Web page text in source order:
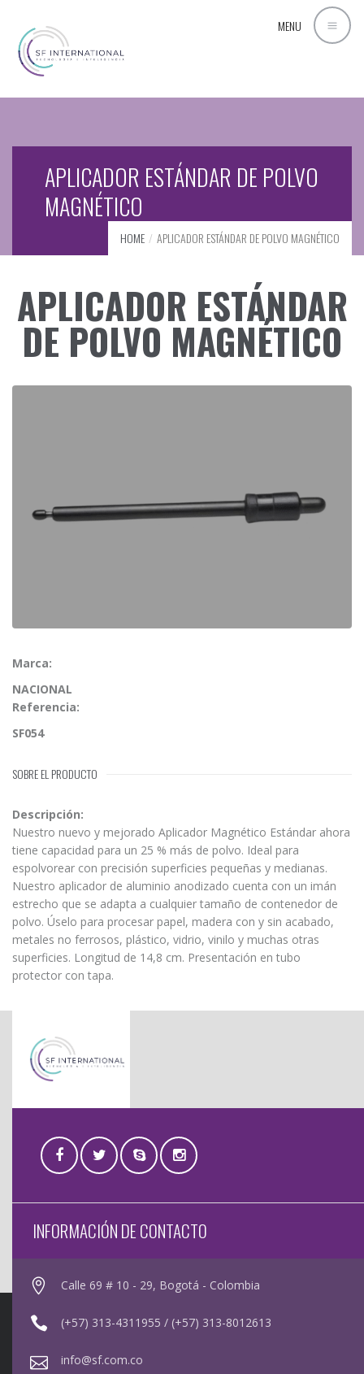
MENU
APLICADOR ESTÁNDAR DE POLVO
MAGNÉTICO
HOME APLICADOR ESTÁNDAR DE POLVO MAGNÉTICO
APLICADOR ESTÁNDAR
DE POLVO MAGNÉTICO
Marca:
NACIONAL
Referencia:
SF054
SOBRE EL PRODUCTO
Descripción:
Nuestro nuevo y mejorado Aplicador Magnético Estándar ahora
tiene capacidad para un 25 % más de polvo. Ideal para
espolvorear con precisión superficies pequeñas y medianas.
Nuestro aplicador de aluminio anodizado cuenta con un imán
estrecho que se adapta a cualquier tamaño de contenedor de
polvo. Úselo para procesar papel, madera con y sin acabado,
metales no ferrosos, plástico, vidrio, vinilo y muchas otras
superficies. Longitud de 14,8 cm. Presentación en tubo
protector con tapa.
INFORMACIÓN DE CONTACTO
Calle 69 # 10 - 29, Bogotá - Colombia
(+57) 313-4311955 / (+57) 313-8012613
info@sf.com.co